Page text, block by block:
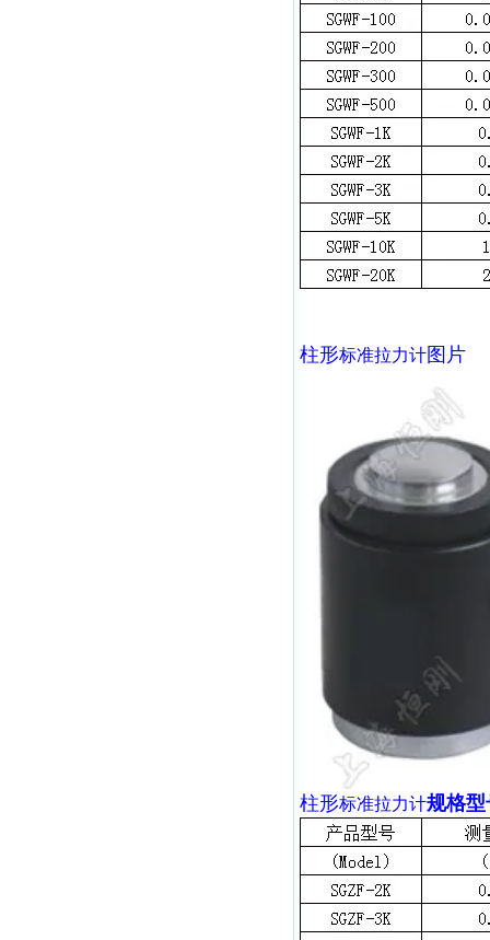
柱形标准拉力计图片
柱形标准拉力计规格型